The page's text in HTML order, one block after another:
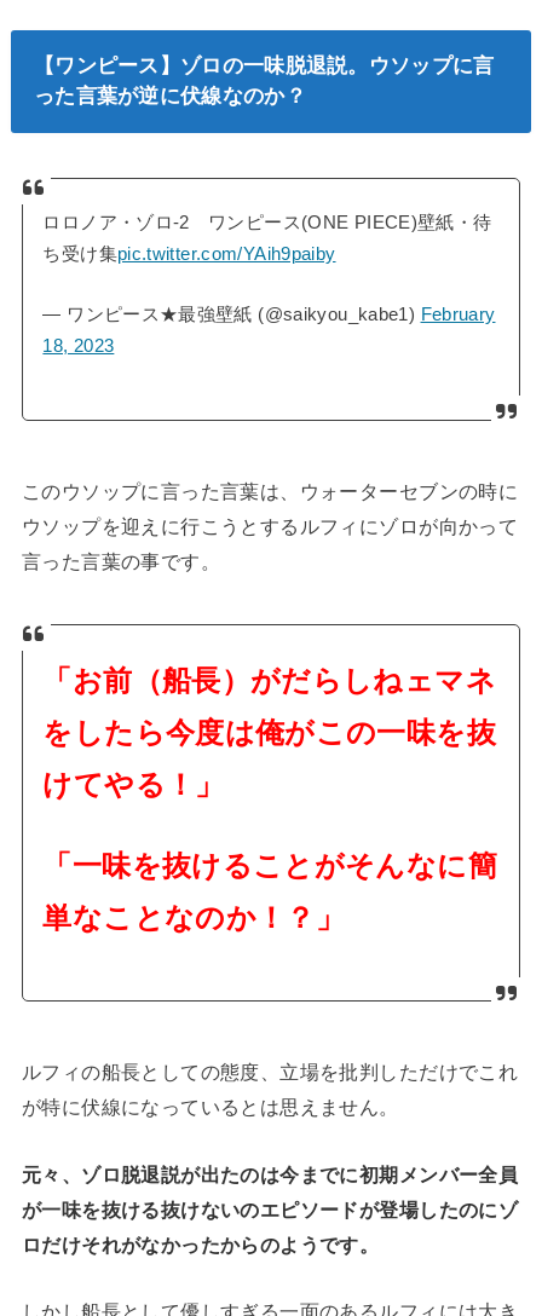
【ワンピース】ゾロの一味脱退説。ウソップに言
った言葉が逆に伏線なのか？
ロロノア・ゾロ-2 ワンピース(ONE PIECE)壁紙・待
ち受け集pic.twitter.com/YAih9paiby
— ワンピース★最強壁紙 (@saikyou_kabe1) February
18, 2023
このウソップに言った言葉は、ウォーターセブンの時に
ウソップを迎えに行こうとするルフィにゾロが向かって
言った言葉の事です。
「お前（船長）がだらしねェマネ
をしたら今度は俺がこの一味を抜
けてやる！」
「一味を抜けることがそんなに簡
単なことなのか！？」
ルフィの船長としての態度、立場を批判しただけでこれ
が特に伏線になっているとは思えません。
元々、ゾロ脱退説が出たのは今までに初期メンバー全員
が一味を抜ける抜けないのエピソードが登場したのにゾ
ロだけそれがなかったからのようです。
しかし船長として優しすぎる一面のあるルフィには大き